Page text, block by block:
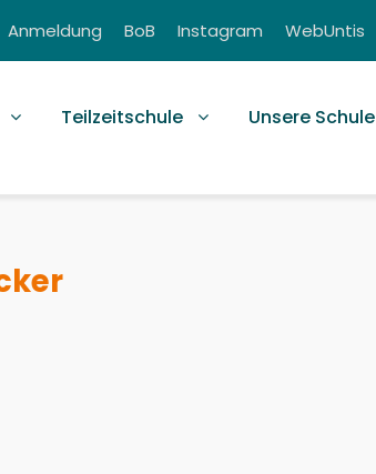
Anmeldung BoB Instagram WebUntis
Teilzeitschule Unsere Schule